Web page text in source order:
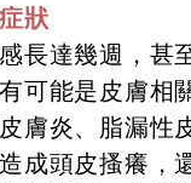
狀
長達幾週，甚
可能是皮膚相
膚炎、脂漏性
成頭皮搔癢，